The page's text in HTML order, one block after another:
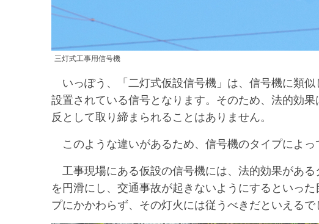
三灯式工事用信号機
いっぽう、「二灯式仮設信号機」は、信号機に類
設置されている信号となります。そのため、法的効
反として取り締まられることはありません。
このような違いがあるため、信号機のタイプによっ
工事現場にある仮設の信号機には、法的効果があ
を円滑にし、交通事故が起きないようにするといっ
プにかかわらず、その灯火には従うべきだといえるで